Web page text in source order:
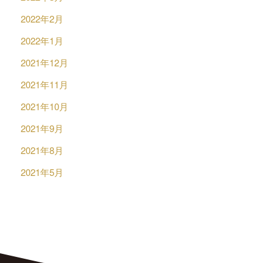
2022年2月
2022年1月
2021年12月
2021年11月
2021年10月
2021年9月
2021年8月
2021年5月